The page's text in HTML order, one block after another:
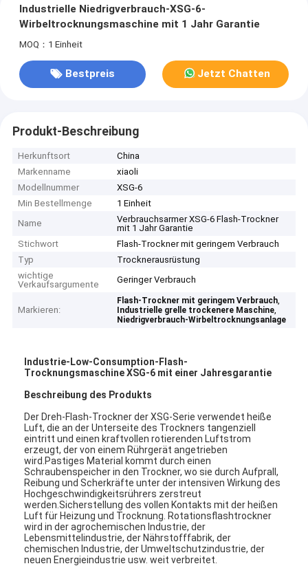
Industrielle Niedrigverbrauch-XSG-6-
Wirbeltrocknungsmaschine mit 1 Jahr Garantie
MOQ：1 Einheit
Bestpreis Jetzt Chatten
Produkt-Beschreibung
Herkunftsort
China
Markenname
xiaoli
Modellnummer
XSG-6
Min Bestellmenge
1 Einheit
Name
Verbrauchsarmer XSG-6 Flash-Trockner
mit 1 Jahr Garantie
Stichwort
Flash-Trockner mit geringem Verbrauch
Typ
Trocknerausrüstung
wichtige
Verkaufsargumente
Geringer Verbrauch
Markieren:
Flash-Trockner mit geringem Verbrauch,
Industrielle grelle trockenere Maschine,
Niedrigverbrauch-Wirbeltrocknungsanlage
Industrie-Low-Consumption-Flash-
Trocknungsmaschine XSG-6 mit einer Jahresgarantie
Beschreibung des Produkts
Der Dreh-Flash-Trockner der XSG-Serie verwendet heiße
Luft, die an der Unterseite des Trockners tangenziell
eintritt und einen kraftvollen rotierenden Luftstrom
erzeugt, der von einem Rührgerät angetrieben
wird.Pastiges Material kommt durch einen
Schraubenspeicher in den Trockner, wo sie durch Aufprall,
Reibung und Scherkräfte unter der intensiven Wirkung des
Hochgeschwindigkeitsrührers zerstreut
werden.Sicherstellung des vollen Kontakts mit der heißen
Luft für Heizung und Trocknung. Rotationsflashtrockner
wird in der agrochemischen Industrie, der
Lebensmittelindustrie, der Nährstofffabrik, der
chemischen Industrie, der Umweltschutzindustrie, der
neuen Energieindustrie usw. weit verbreitet.